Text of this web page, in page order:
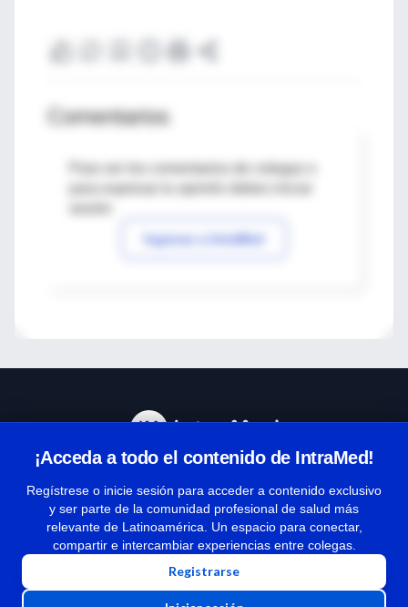
Comentarios
Para ver los comentarios de colegas o
Ingresar a IntraMed
¡Acceda a todo el contenido de IntraMed!
Regístrese o inicie sesión para acceder a contenido exclusivo
y ser parte de la comunidad profesional de salud más
relevante de Latinoamérica. Un espacio para conectar,
compartir e intercambiar experiencias entre colegas.
Registrarse
Términos y condiciones
| Políticas de privacidad
| Todos los derechos reservados | Copyright 1997-2026